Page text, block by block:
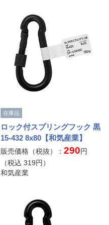
在庫品
ロック付スプリングフック 黒
15-432 8x80【和気産業】
販売価格（税抜）：290円
（税込319円）
和気産業